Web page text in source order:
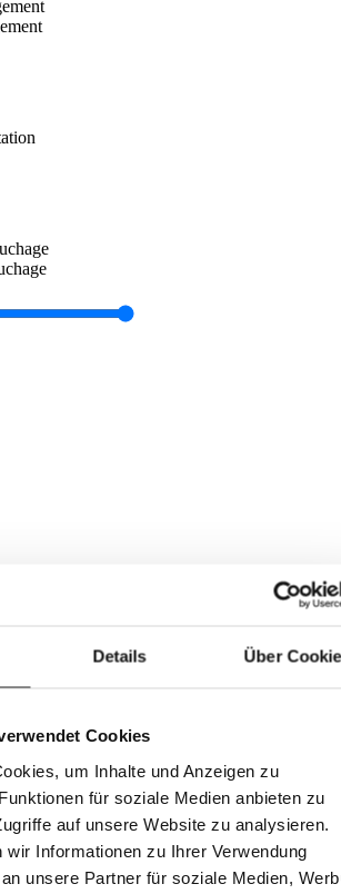
Details Über
Cookies
um Inhalte und Anzeigen zu
für soziale Medien anbieten zu
auf unsere Website zu analysieren.
wir Informationen zu Ihrer Verwendung
unsere Partner für soziale Medien,